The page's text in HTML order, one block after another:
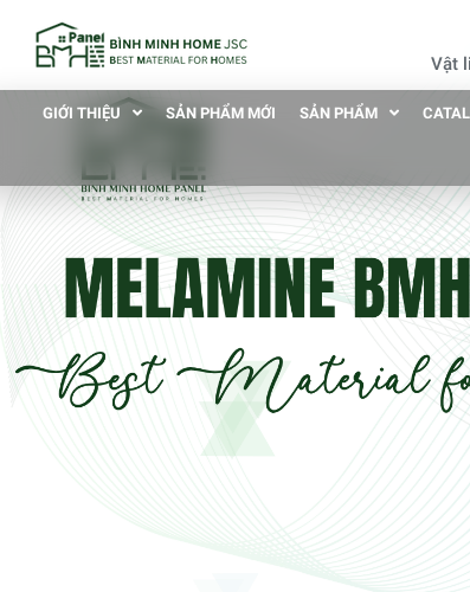
Vật
GIỚI THIỆU SẢN PHẨM MỚI SẢN PHẨM